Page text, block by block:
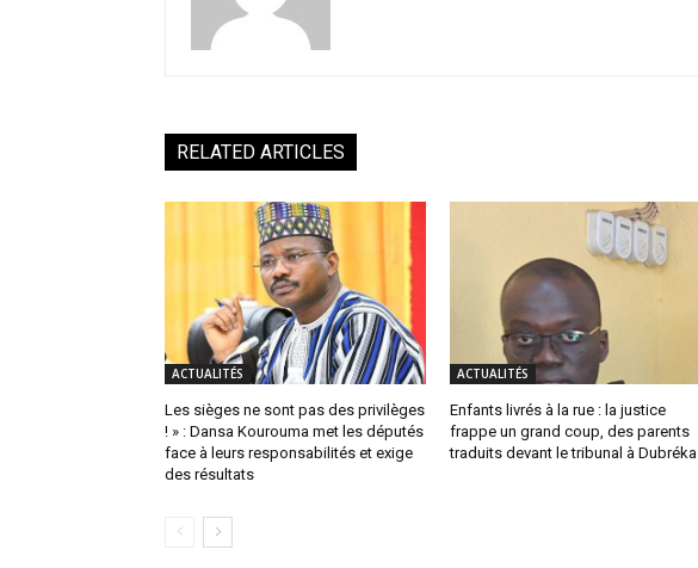
RELATED ARTICLES
ACTUALITÉS
Les sièges ne sont pas des privilèges
! » : Dansa Kourouma met les députés
face à leurs responsabilités et exige
des résultats
ACTUALITÉS
Enfants livrés à la rue : la justice
frappe un grand coup, des parents
traduits devant le tribunal à Dubréka